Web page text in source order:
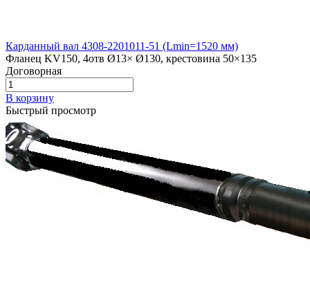
Карданный вал 4308-2201011-51 (Lmin=1520 мм)
Фланец KV150, 4отв Ø13× Ø130, крестовина 50×135
Договорная
В корзину
Быстрый просмотр